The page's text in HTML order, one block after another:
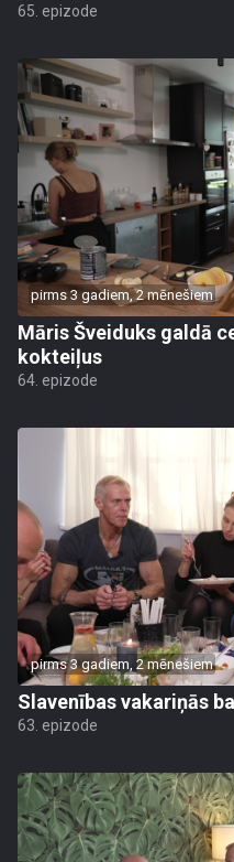
65. epizode
pirms 3 gadiem, 2 mēnešiem
Māris Šveiduks galdā
kokteiļus
64. epizode
pirms 3 gadiem, 2 mēnešiem
Slavenības vakariņās
63. epizode